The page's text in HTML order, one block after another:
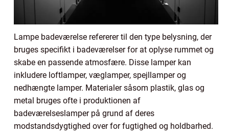
Lampe badeværelse refererer til den type belysning, der
bruges specifikt i badeværelser for at oplyse rummet og
skabe en passende atmosfære. Disse lamper kan
inkludere loftlamper, væglamper, spejllamper og
nedhængte lamper. Materialer såsom plastik, glas og
metal bruges ofte i produktionen af
badeværelseslamper på grund af deres
modstandsdygtighed over for fugtighed og holdbarhed.